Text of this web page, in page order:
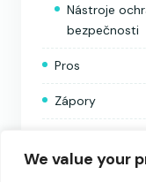
We value your
Nástroje
bezpečnosti
Pros
Zápory
Kvalita videa